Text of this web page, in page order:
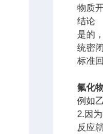
物质
结论
是的
统密
标准
氟化
例如
2.因
反应